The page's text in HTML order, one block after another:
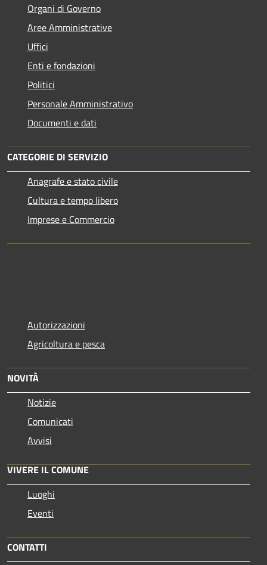
Organi di Governo
Aree Amministrative
Uffici
Enti e fondazioni
Politici
Personale Amministrativo
Documenti e dati
CATEGORIE DI SERVIZIO
Anagrafe e stato civile
Cultura e tempo libero
Imprese e Commercio
Autorizzazioni
Agricoltura e pesca
NOVITÀ
Notizie
Comunicati
Avvisi
VIVERE IL COMUNE
Luoghi
Eventi
CONTATTI